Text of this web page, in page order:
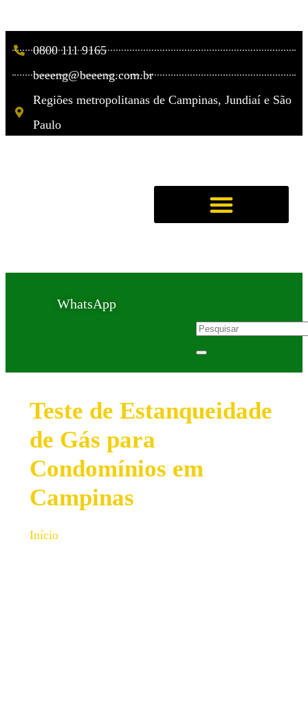
0800 111 9165
beeeng@beeeng.com.br
Regiões metropolitanas de Campinas, Jundiaí e São
Paulo
WhatsApp
Teste de Estanqueidade
de Gás para
Condomínios em
Campinas
Início